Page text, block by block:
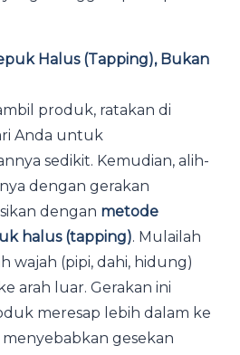
Halus (Tapping), Bukan
produk, ratakan di
Anda untuk
sedikit. Kemudian, alih-
dengan gerakan
dengan metode
halus (tapping). Mulailah
wajah (pipi, dahi, hidung)
arah luar. Gerakan ini
meresap lebih dalam ke
gesekan